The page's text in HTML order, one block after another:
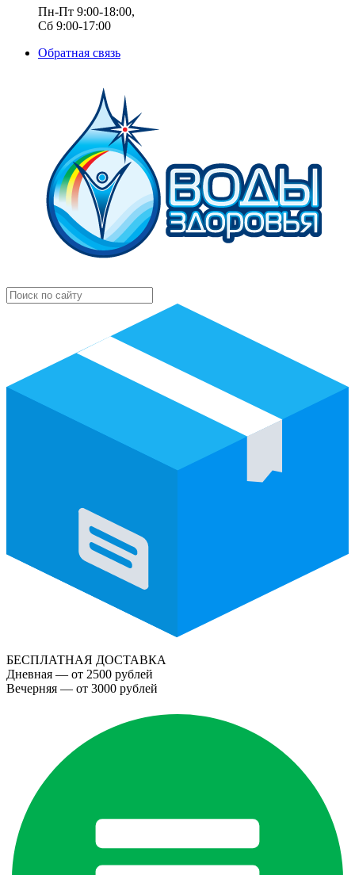
Пн-Пт 9:00-18:00,
Сб 9:00-17:00
Обратная связь
БЕСПЛАТНАЯ ДОСТАВКА
Дневная — от 2500 рублей
Вечерняя — от 3000 рублей